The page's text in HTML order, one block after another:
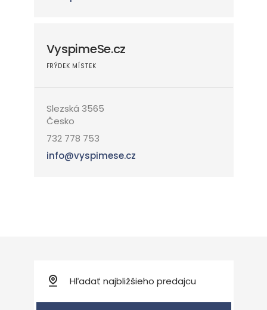
FRÝDEK MÍSTEK
VyspimeSe.cz
Slezská 3565
Česko
732 778 753
info@vyspimese.cz